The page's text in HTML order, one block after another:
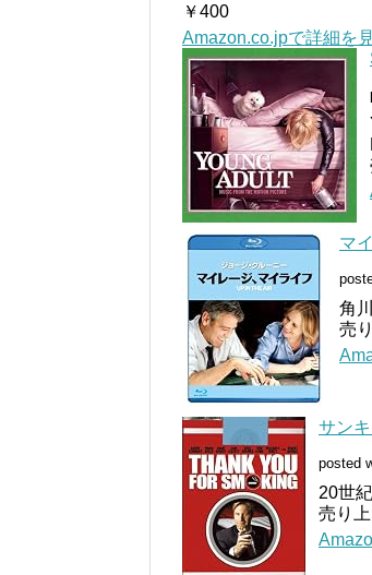
￥400
Amazon.co.jpで詳細を
マ
角
売
サン
posted
20世
売り